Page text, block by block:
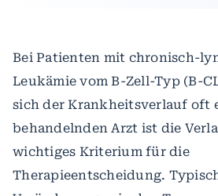
Bei Patienten mit chronisch-
Leukämie vom B-Zell-Typ (B-
sich der Krankheitsverlauf oft
behandelnden Arzt ist die
wichtiges Kriterium für die
Therapieentscheidung.